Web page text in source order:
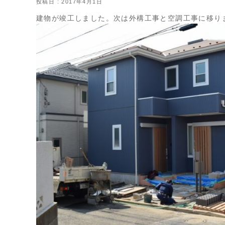
投稿日 : 2017年4月1日
建物が竣工しました。次は外構工事と空調工事に移り